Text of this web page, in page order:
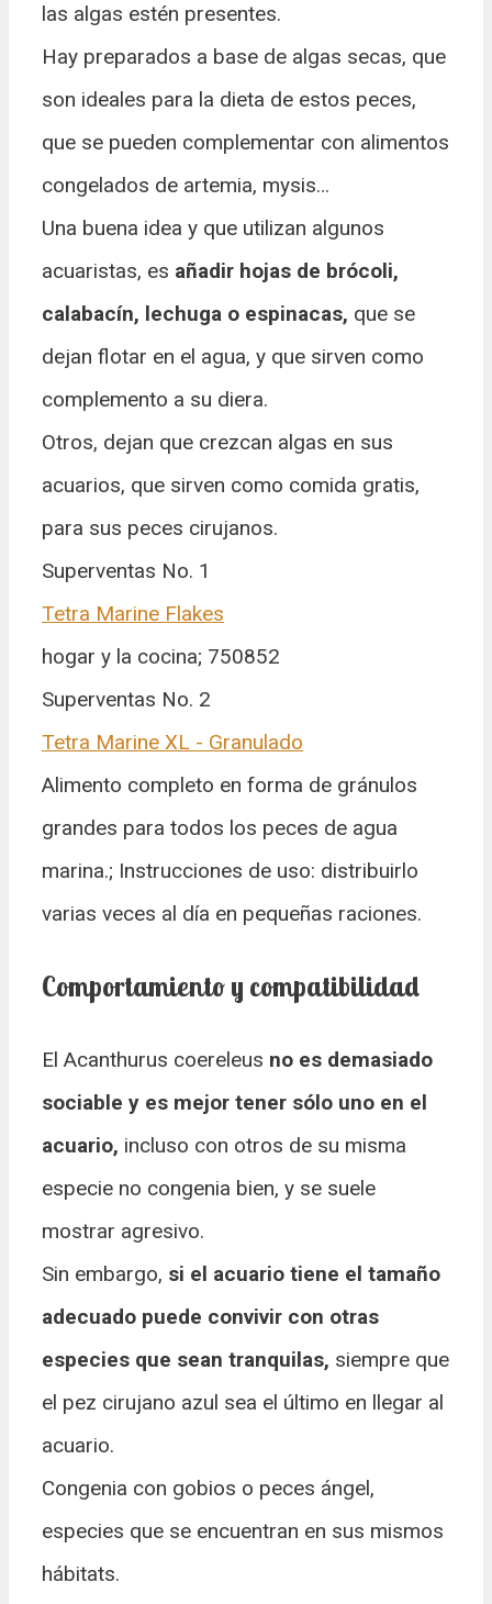
las algas estén presentes.
Hay preparados a base de algas secas, que
son ideales para la dieta de estos peces,
que se pueden complementar con alimentos
congelados de artemia, mysis…
Una buena idea y que utilizan algunos
acuaristas, es añadir hojas de brócoli,
calabacín, lechuga o espinacas, que se
dejan flotar en el agua, y que sirven como
complemento a su diera.
Otros, dejan que crezcan algas en sus
acuarios, que sirven como comida gratis,
para sus peces cirujanos.
Superventas No. 1
Tetra Marine Flakes
hogar y la cocina; 750852
Superventas No. 2
Tetra Marine XL - Granulado
Alimento completo en forma de gránulos
grandes para todos los peces de agua
marina.; Instrucciones de uso: distribuirlo
varias veces al día en pequeñas raciones.
Comportamiento y compatibilidad
El Acanthurus coereleus no es demasiado
sociable y es mejor tener sólo uno en el
acuario, incluso con otros de su misma
especie no congenia bien, y se suele
mostrar agresivo.
Sin embargo, si el acuario tiene el tamaño
adecuado puede convivir con otras
especies que sean tranquilas, siempre que
el pez cirujano azul sea el último en llegar al
acuario.
Congenia con gobios o peces ángel,
especies que se encuentran en sus mismos
hábitats.